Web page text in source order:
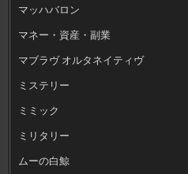
マッハバロン
マネー・資産・副業
マブラヴ オルタネイティヴ
ミステリー
ミミック
ミリタリー
ムーの白鯨